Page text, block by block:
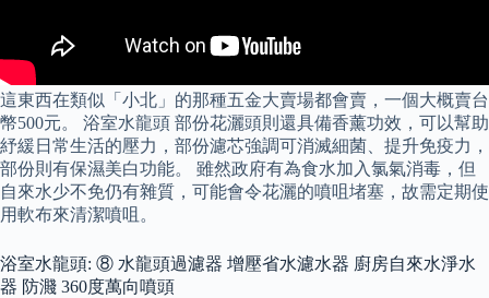
這東西在類似「小北」的那種五金大賣場都會賣，一個大概賣台
幣500元。 浴室水龍頭 部份花灑頭則還具備香薰功效，可以幫助
紓緩日常生活的壓力，部份濾芯強調可消滅細菌、提升免疫力，
部份則有保濕美白功能。 雖然政府有為食水加入氯氣消毒，但
自來水少不免仍有雜質，可能會令花灑的噴咀堵塞，故需定期使
用軟布來清潔噴咀。
浴室水龍頭: ⑧ 水龍頭過濾器 增壓省水濾水器 廚房自來水淨水
器 防濺 360度萬向噴頭